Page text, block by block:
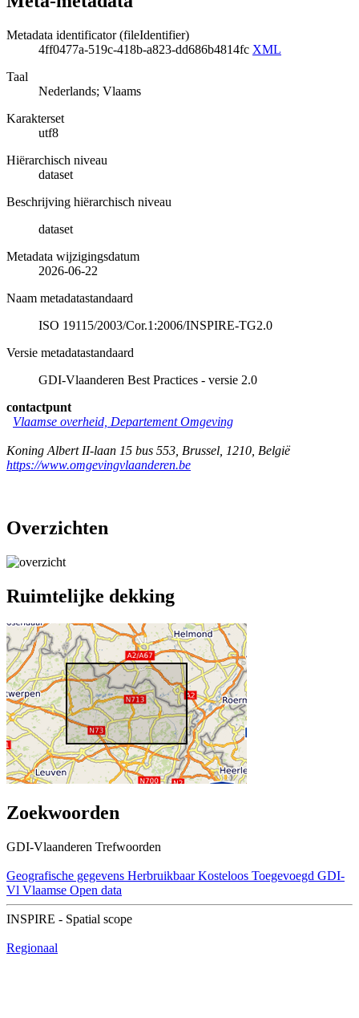
Metadata identificator (fileIdentifier)
4ff0477a-519c-418b-a823-dd686b4814fc XML
Taal
Nederlands; Vlaams
Karakterset
utf8
Hiërarchisch niveau
dataset
Beschrijving hiërarchisch niveau
dataset
Metadata wijzigingsdatum
2026-06-22
Naam metadatastandaard
ISO 19115/2003/Cor.1:2006/INSPIRE-TG2.0
Versie metadatastandaard
GDI-Vlaanderen Best Practices - versie 2.0
contactpunt
Vlaamse overheid, Departement Omgeving
Koning Albert II-laan 15 bus 553 Brussel 1210 België
https://www.omgevingvlaanderen.be
Overzichten
Ruimtelijke dekking
Zoekwoorden
GDI-Vlaanderen Trefwoorden
Geografische gegevens Herbruikbaar Kosteloos Toegevoegd GDI-
Vl Vlaamse Open data
INSPIRE - Spatial scope
Regionaal